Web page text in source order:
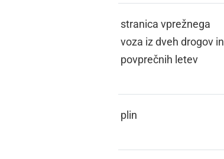
stranica vprežnega
voza iz dveh drogov in
povprečnih letev
plin